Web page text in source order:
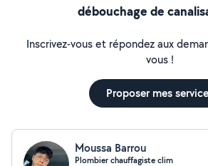
débouchage de
Inscrivez-vous et répondez aux
vous !
Proposer mes
Moussa Barrou
Plombier chauffagiste clim